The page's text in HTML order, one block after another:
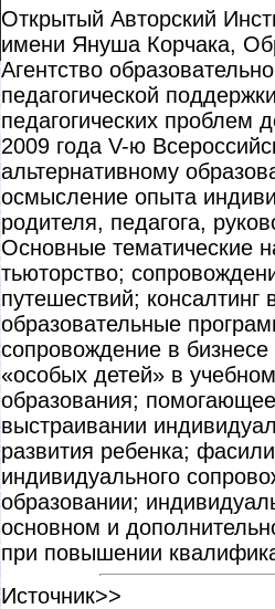
Открытый Авторский
имени Януша Корчака,
Агентство
педагогической
педагогических проблем
2009 года V-ю
альтернативному
осмысление опыта
родителя, педагога,
Основные тематические
тьюторство;
путешествий;
образовательные
сопровождение в
«особых детей» в
образования;
выстраивании
развития ребенка;
индивидуального
образовании;
основном и
при повышении
Источник>>